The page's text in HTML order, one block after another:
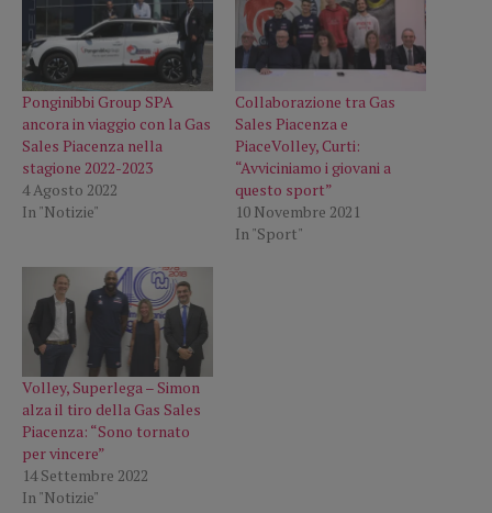
Ponginibbi Group SPA
ancora in viaggio con la Gas
Sales Piacenza nella
stagione 2022-2023
4 Agosto 2022
In "Notizie"
Collaborazione tra Gas
Sales Piacenza e
PiaceVolley, Curti:
“Avviciniamo i giovani a
questo sport”
10 Novembre 2021
In "Sport"
Volley, Superlega – Simon
alza il tiro della Gas Sales
Piacenza: “Sono tornato
per vincere”
14 Settembre 2022
In "Notizie"